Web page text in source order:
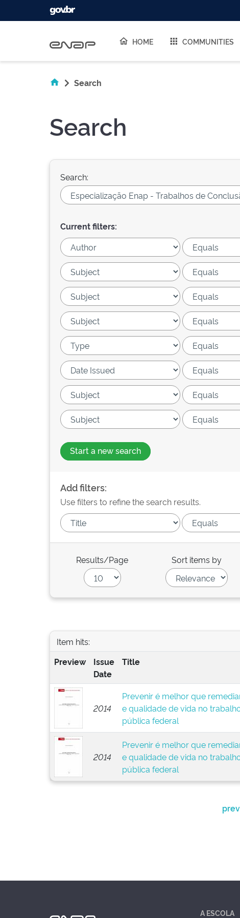
HOME COMMUNITIES
Search
Search
Search:
Current filters:
Start a new search
Add filters:
Use filters to refine the search results.
Results/Page Sort items by
Item hits:
Preview
Issue
Date
Title
2014
Prevenir é melhor que
e qualidade de vida no
pública federal
2014
Prevenir é melhor que
e qualidade de vida no
pública federal
A ESCOLA